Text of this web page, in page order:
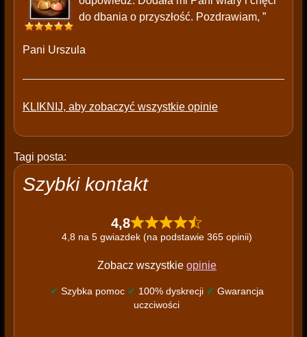
do dbania o przyszłość. Pozdrawiam, ”
Pani Urszula
KLIKNIJ, aby zobaczyć wszystkie opinie
Tagi posta:
Szybki kontakt
4,8
4,8 na 5 gwiazdek (na podstawie 365 opinii)
Zobacz wszystkie opinie
✔ Szybka pomoc ✔ 100% dyskrecji ✔ Gwarancja
uczciwości